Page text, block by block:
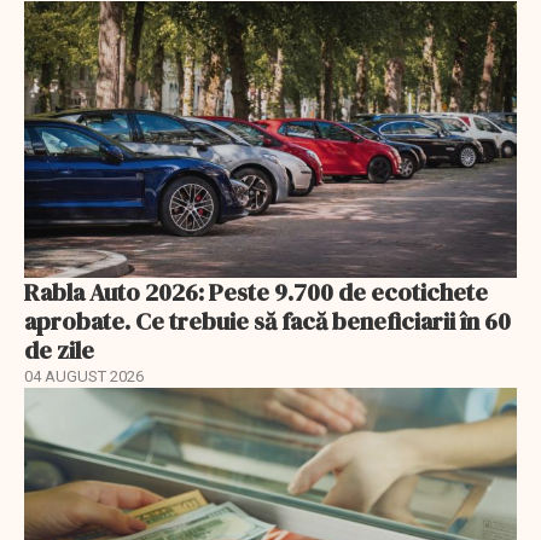
Rabla Auto 2026: Peste 9.700 de ecotichete
aprobate. Ce trebuie să facă beneficiarii în 60
de zile
04 AUGUST 2026